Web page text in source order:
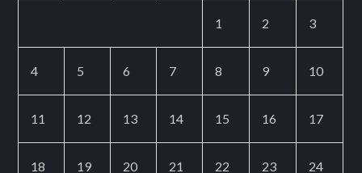
1 2 3
4 5 6 7 8 9 10
11 12 13 14 15 16 17
18 19 20 21 22 23 24